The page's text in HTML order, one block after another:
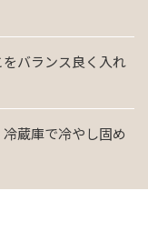
バランス良く入れ
蔵庫で冷やし固め